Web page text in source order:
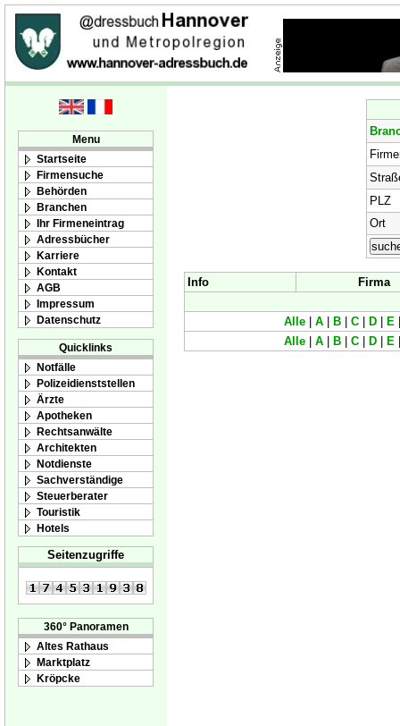
Menu
Startseite
Firmensuche
Behörden
Branchen
Ihr Firmeneintrag
Adressbücher
Karriere
Kontakt
AGB
Impressum
Datenschutz
Quicklinks
Notfälle
Polizeidienststellen
Ärzte
Apotheken
Rechtsanwälte
Architekten
Notdienste
Sachverständige
Steuerberater
Touristik
Hotels
Seitenzugriffe
360° Panoramen
Altes Rathaus
Marktplatz
Kröpcke
PLZ
Ort
Info Firma
Alle A B C D E
Alle
A B C D E